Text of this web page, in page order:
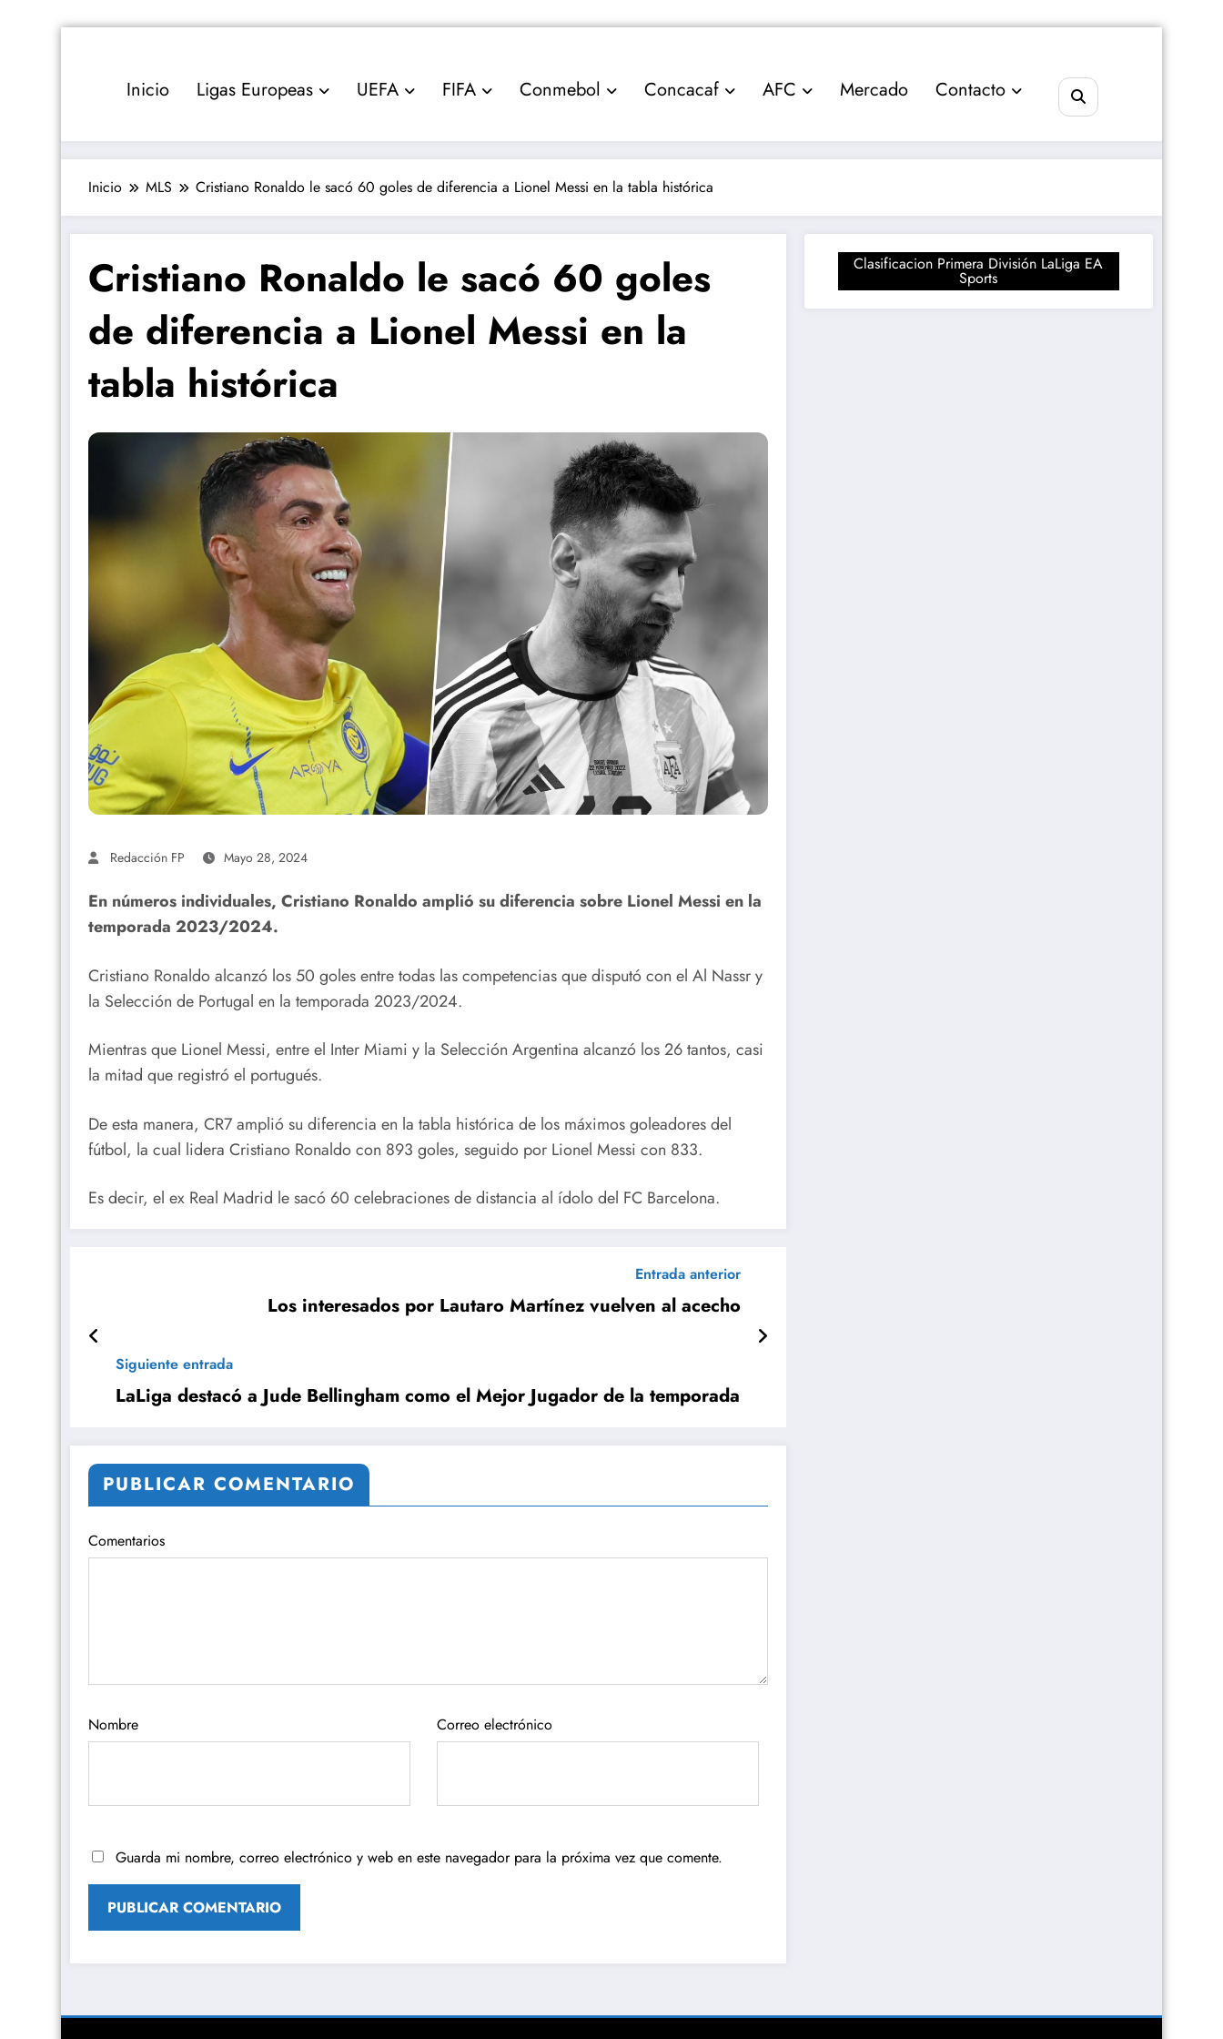
Inicio Ligas Europeas UEFA FIFA Conmebol Concacaf AFC Mercado Contacto
Inicio MLS Cristiano Ronaldo le sacó 60 goles de diferencia a Lionel Messi en la tabla histórica
Cristiano Ronaldo le sacó 60 goles
de diferencia a Lionel Messi en la
tabla histórica
Redacción FP Mayo 28, 2024
En números individuales, Cristiano Ronaldo amplió su diferencia sobre Lionel Messi en la
temporada 2023/2024.
Cristiano Ronaldo alcanzó los 50 goles entre todas las competencias que disputó con el Al Nassr y
la Selección de Portugal en la temporada 2023/2024.
Mientras que Lionel Messi, entre el Inter Miami y la Selección Argentina alcanzó los 26 tantos, casi
la mitad que registró el portugués.
De esta manera, CR7 amplió su diferencia en la tabla histórica de los máximos goleadores del
fútbol, la cual lidera Cristiano Ronaldo con 893 goles, seguido por Lionel Messi con 833.
Es decir, el ex Real Madrid le sacó 60 celebraciones de distancia al ídolo del FC Barcelona.
Entrada anterior
Los interesados por Lautaro Martínez vuelven al acecho
Siguiente entrada
LaLiga destacó a Jude Bellingham como el Mejor Jugador de la temporada
PUBLICAR COMENTARIO
Comentarios
Nombre Correo electrónico
Guarda mi nombre, correo electrónico y web en este navegador para la próxima vez que comente.
Clasificacion Primera División LaLiga EA
Sports